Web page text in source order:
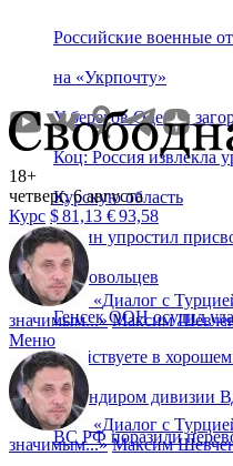
Российские военные
на «Укрпочту»
У берегов Одессы
Коц: Россия извлекла
Курскую область
Путин упростил
добровольцев
Генсек ООН осудил
«Действуете в
командиром дивизии
ВС РФ поразили
18+
четверг, 6 августа
Курс $81,13 €93,58
«Диалог с
значимым...» Максим
Меню
«Диалог с
значимым...» Максим